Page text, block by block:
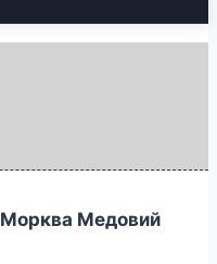
Морква Медовий